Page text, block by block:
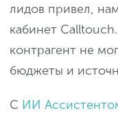
лидов привел,
кабинет
контрагент не
бюджеты и
С ИИ